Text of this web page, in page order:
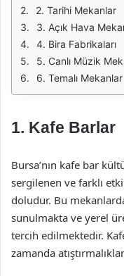
2. Tarihi Mekanlar
3. Açık Hava
4. Bira Fabrikaları
5. Canlı Müzik
6. Temalı Mekanlar
1. Kafe Barlar
Bursa’nın kafe bar
sergilenen ve farklı
doludur. Bu
sunulmakta ve yerel
tercih edilmektedir.
zamanda